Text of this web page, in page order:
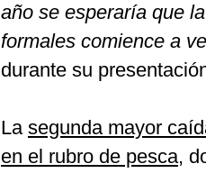
año se esperaría que
formales comience a
durante su
La segunda mayor
en el rubro de pesca,